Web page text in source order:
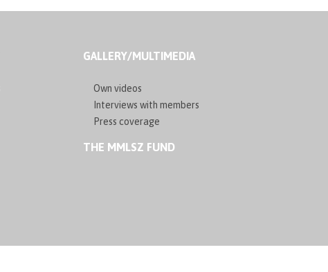
GALLERY/MULTIMEDIA
Own videos
Interviews with members
Press coverage
THE MMLSZ FUND